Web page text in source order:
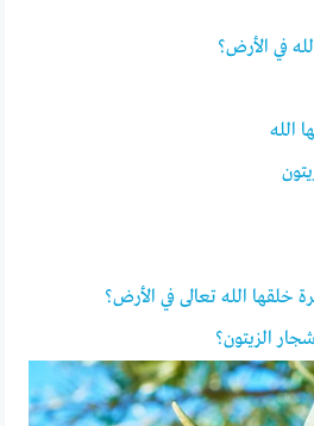
في الأرض؟
الله
خلقها الله تعالى في الأرض؟
الزيتون؟